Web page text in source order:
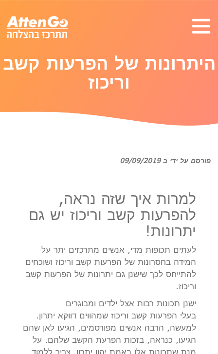
היתרונות של הפרעות קשב
וריכוז
פורסם על ידי ב 09/09/2019
למרות איך שזה נראה,
להפרעות קשב וריכוז יש גם
יתרונות!
לעתים תכופות מדי, אנשים מתרכזים יתר על
המידה בחסרונות של הפרעות קשב וריכוז ושוכחים
להתייחס לכך שישנן גם יתרונות של הפרעות קשב
וריכוז.
ישנן תכונות רבות אצל ילדים ומבוגרים
בעלי הפרעות קשב וריכוז שמהווים דווקא יתרון.
למעשה, הרבה אנשים מפורסמים, הגיעו לאן שהם
הגיעו, כנראה, בזכות הפרעת הקשב שלהם. על
מנת שתכונות אלו באמת יהוו יתרון, צריך ללמוד